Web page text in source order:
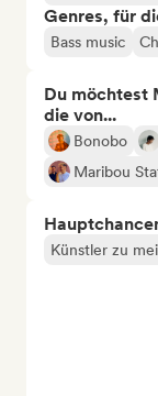
Genres, für
Bass music
Du möchtest
die von...
Bonobo
Maribou
Künstler zu